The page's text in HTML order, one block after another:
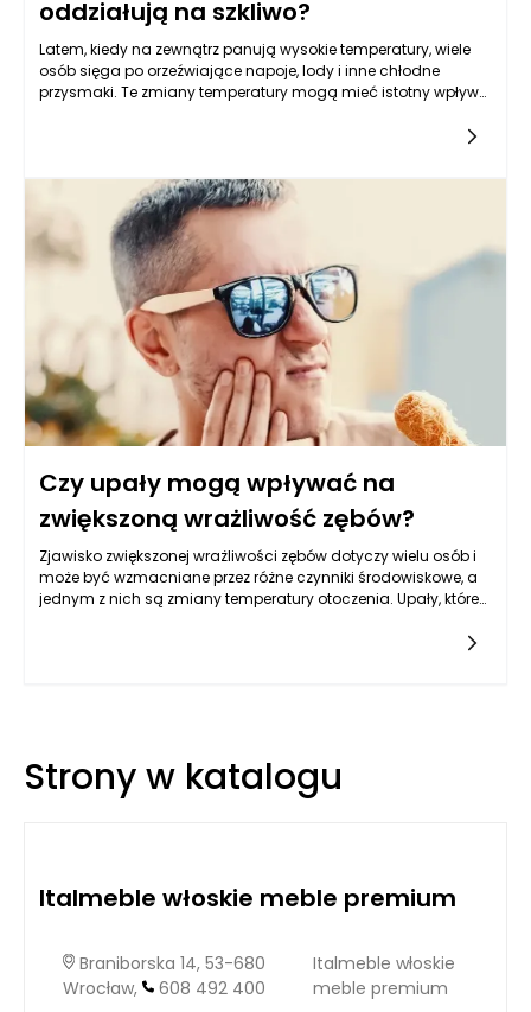
oddziałują na szkliwo?
Latem, kiedy na zewnątrz panują wysokie temperatury, wiele
osób sięga po orzeźwiające napoje, lody i inne chłodne
przysmaki. Te zmiany temperatury mogą mieć istotny wpływ
częste zmiany temperatury mogą powodować osłabienie
jego struktury, co w dłuższej perspektywie prowadzi do
problemów zdrowotnych. Dlatego ważne jest, aby zrozumieć,
jak różnice temperatur oddziałują na szkliwo oraz jakie
działania można podjąć, aby zminimalizować negatywne
Czy upały mogą wpływać na
zwiększoną wrażliwość zębów?
Zjawisko zwiększonej wrażliwości zębów dotyczy wielu osób i
może być wzmacniane przez różne czynniki środowiskowe, a
jednym z nich są zmiany temperatury otoczenia. Upały, które
temperatur, a także oferuje szeroki asortyment produktów, które
mogą pomóc w redukcji wrażliwości zębów.
Strony w katalogu
Italmeble włoskie meble premium
Braniborska 14, 53-680
Wrocław,
608 492 400
Italmeble włoskie
meble premium